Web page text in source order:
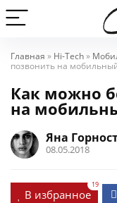
Главная » Hi-Tech»
позвонить на
Как можно
на
Яна
08.05.2018
В избранное
19